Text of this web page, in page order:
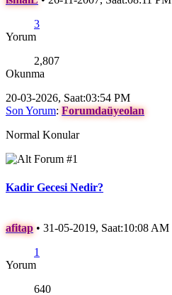
3
Yorum
2,807
Okunma
20-03-2026, Saat:03:54 PM
Son Yorum: Forumdaüyeolan
Normal Konular
Kadir Gecesi Nedir?
afitap • 31-05-2019, Saat:10:08 AM
1
Yorum
640